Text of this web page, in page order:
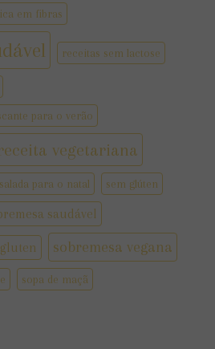
em fibras
receitas sem lactose
para o verão
vegetariana
salada para o natal sem glúten
saudável
sobremesa vegana
sopa de maçã